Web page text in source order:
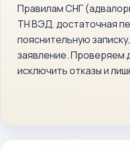
Правилам СНГ
ТН ВЭД, достаточная
пояснительную
заявление. Проверяем
исключить отказы и